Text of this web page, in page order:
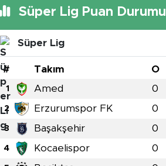
Süper Lig Puan Durumu
Süper Lig
# Takım O
1 Amed 0
2 Erzurumspor FK 0
3 Başakşehir 0
4 Kocaelispor 0